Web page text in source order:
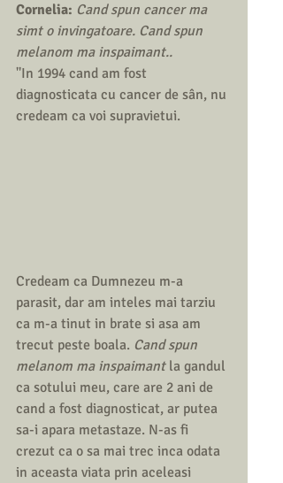
Cornelia: Cand spun cancer ma
simt o invingatoare. Cand spun
melanom ma inspaimant..
''In 1994 cand am fost
diagnosticata cu cancer de sân, nu
credeam ca voi supravietui.
Credeam ca Dumnezeu m-a
parasit, dar am inteles mai tarziu
ca m-a tinut in brate si asa am
trecut peste boala. Cand spun
melanom ma inspaimant la gandul
ca sotului meu, care are 2 ani de
cand a fost diagnosticat, ar putea
sa-i apara metastaze. N-as fi
crezut ca o sa mai trec inca odata
in aceasta viata prin aceleasi